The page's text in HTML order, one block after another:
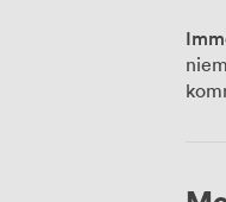
Für